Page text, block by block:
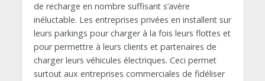
de recharge en nombre suffisant s’avère
inéluctable. Les entreprises privées en installent sur
leurs parkings pour charger à la fois leurs flottes et
pour permettre à leurs clients et partenaires de
charger leurs véhicules électriques. Ceci permet
surtout aux entreprises commerciales de fidéliser